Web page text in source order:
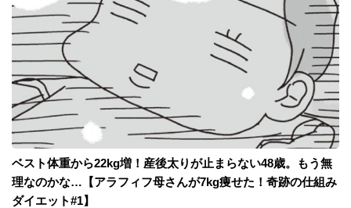
ベスト体重から22kg増！産後太りが止まらない48歳。もう無
理なのかな…【アラフィフ母さんが7kg痩せた！奇跡の仕組み
ダイエット#1】